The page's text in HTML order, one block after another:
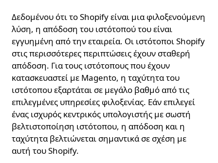
Δεδομένου ότι το Shopify είναι μια φιλοξενούμενη
λύση, η απόδοση του ιστότοπού του είναι
εγγυημένη από την εταιρεία. Οι ιστότοποι Shopify
στις περισσότερες περιπτώσεις έχουν σταθερή
απόδοση. Για τους ιστότοπους που έχουν
κατασκευαστεί με Magento, η ταχύτητα του
ιστότοπου εξαρτάται σε μεγάλο βαθμό από τις
επιλεγμένες υπηρεσίες φιλοξενίας. Εάν επιλεγεί
ένας ισχυρός κεντρικός υπολογιστής με σωστή
βελτιστοποίηση ιστότοπου, η απόδοση και η
ταχύτητα βελτιώνεται σημαντικά σε σχέση με
αυτή του Shopify.